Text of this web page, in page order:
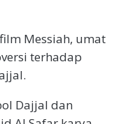
Messiah, umat
terhadap
Dajjal dan